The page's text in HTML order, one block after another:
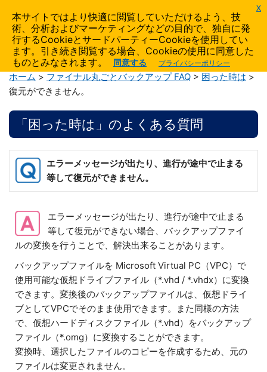
AIDATA
製品サポート
ホーム > ファイナル丸ごとバックアップ FAQ > 困った時は >
復元ができません。
「困った時は」のよくある質問
エラーメッセージが出たり、進行が途中で止まる
等して復元ができません。
エラーメッセージが出たり、進行が途中で止まる
等して復元ができない場合、バックアップファイ
ルの変換を行うことで、解決出来ることがあります。
バックアップファイルを Microsoft Virtual PC（VPC）で
使用可能な仮想ドライブファイル（*.vhd / *.vhdx）に変換
できます。変換後のバックアップファイルは、仮想ドライ
ブとしてVPCでそのまま使用できます。また同様の方法
で、仮想ハードディスクファイル（*.vhd）をバックアップ
ファイル（*.omg）に変換することができます。
変換時、選択したファイルのコピーを作成するため、元の
ファイルは変更されません。
本サイトではより快適に閲覧していただけるよう、技
術、分析およびマーケティングなどの目的で、独自に発
行するCookieとサードパーティーCookieを使用してい
ます。引き続き閲覧する場合、Cookieの使用に同意した
ものとみなされます。
同意する プライバシーポリシー
x